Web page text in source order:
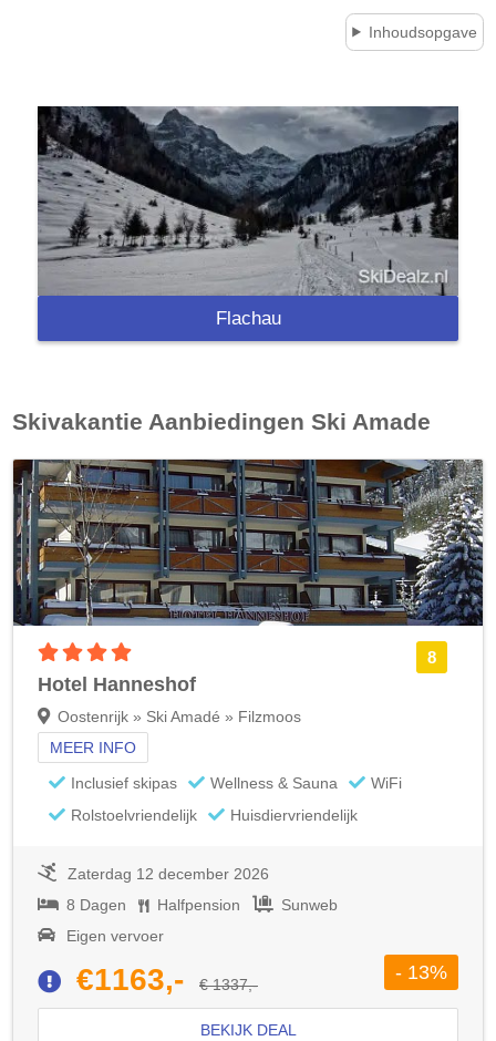
Inhoudsopgave
Flachau
Skivakantie Aanbiedingen Ski Amade
8
Hotel Hanneshof
Oostenrijk » Ski Amadé » Filzmoos
MEER INFO
Inclusief skipas
Wellness & Sauna
WiFi
Rolstoelvriendelijk
Huisdiervriendelijk
Zaterdag 12 december 2026
8 Dagen
Halfpension
Sunweb
Eigen vervoer
€1163,- € 1337,-
- 13%
BEKIJK DEAL